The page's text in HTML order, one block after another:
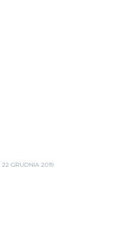
22 GRUDNIA 2019